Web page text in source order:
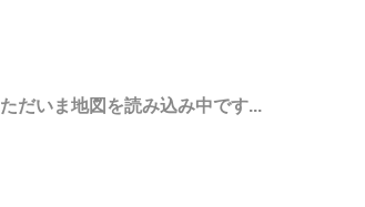
ただいま地図を読み込み中です...